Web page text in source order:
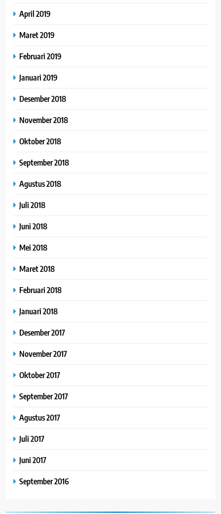
April 2019
Maret 2019
Februari 2019
Januari 2019
Desember 2018
November 2018
Oktober 2018
September 2018
Agustus 2018
Juli 2018
Juni 2018
Mei 2018
Maret 2018
Februari 2018
Januari 2018
Desember 2017
November 2017
Oktober 2017
September 2017
Agustus 2017
Juli 2017
Juni 2017
September 2016